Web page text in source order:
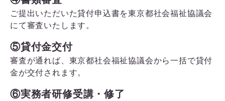
ご提出いただいた貸付申込書を東京都社会福祉協議会
にて審査いたします。
⑤貸付金交付
審査が通れば、東京都社会福祉協議会から一括で貸付
金が交付されます。
⑥実務者研修受講・修了